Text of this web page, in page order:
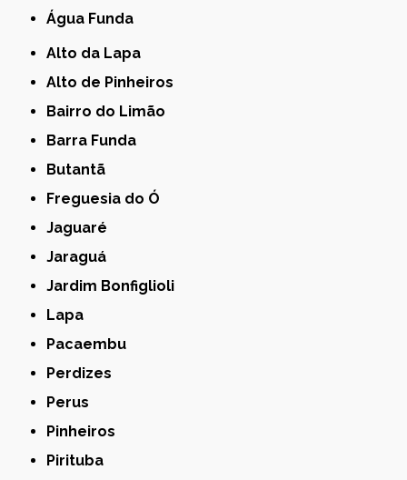
Água Funda
Alto da Lapa
Alto de Pinheiros
Bairro do Limão
Barra Funda
Butantã
Freguesia do Ó
Jaguaré
Jaraguá
Jardim Bonfiglioli
Lapa
Pacaembu
Perdizes
Perus
Pinheiros
Pirituba